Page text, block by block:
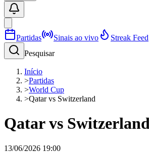
Partidas Sinais ao vivo Streak Feed
Pesquisar
Início
>Partidas
>World Cup
>Qatar vs Switzerland
Qatar vs
13/06/2026 19:00